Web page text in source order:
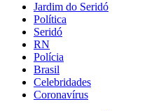
Jardim do Seridó
Política
Seridó
RN
Polícia
Brasil
Celebridades
Coronavírus